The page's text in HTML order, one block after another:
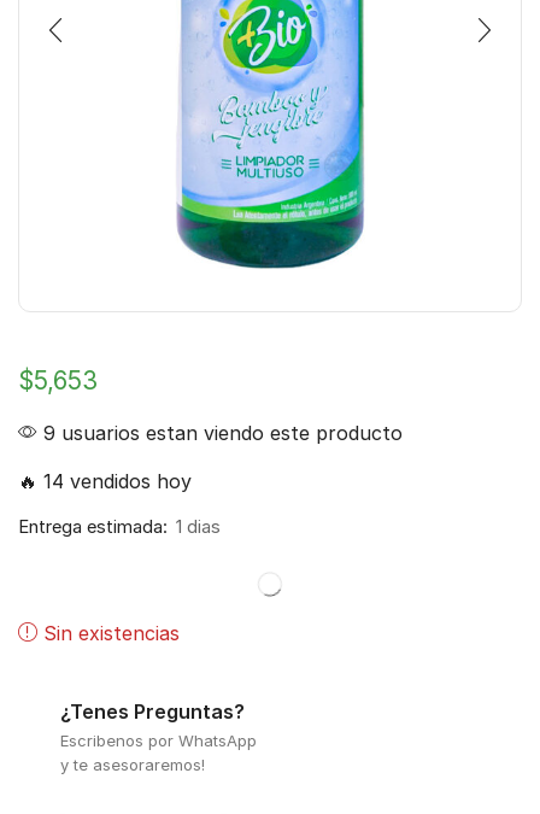
$5,653
9 usuarios estan viendo este producto
🔥 14 vendidos hoy
Entrega estimada: 1 dias
Sin existencias
¿Tenes Preguntas?
Escribenos por WhatsApp
y te asesoraremos!